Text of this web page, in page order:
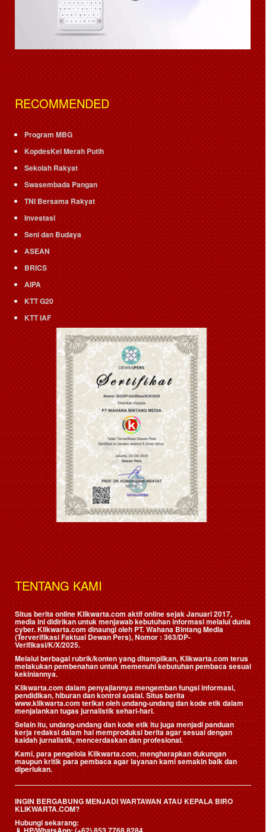
RECOMMENDED
Program MBG
KopdesKel Merah Putih
Sekolah Rakyat
Swasembada Pangan
TNI Bersama Rakyat
Investasi
Seni dan Budaya
ASEAN
BRICS
AIPA
KTT G20
KTT IAF
TENTANG KAMI
Situs berita online Klikwarta.com aktif online sejak Januari 2017,
media ini didirikan untuk menjawab kebutuhan informasi melalui dunia
cyber. Klikwarta.com dinaungi oleh PT. Wahana Bintang Media
(Terverifikasi Faktual Dewan Pers), Nomor : 363/DP-
Verifikasi/K/X/2025.
Melalui berbagai rubrik/konten yang ditampilkan, Klikwarta.com terus
melakukan pembenahan untuk memenuhi kebutuhan pembaca sesuai
kekiniannya.
Klikwarta.com dalam penyajiannya mengemban fungsi informasi,
pendidikan, hiburan dan kontrol sosial. Situs berita
www.klikwarta.com terikat oleh undang-undang dan kode etik dalam
menjalankan tugas jurnalistik sehari-hari.
Selain itu, undang-undang dan kode etik itu juga menjadi panduan
kerja redaksi dalam hal memproduksi berita agar sesuai dengan
kaidah jurnalistik, mencerdaskan dan profesional.
Kami, para pengelola Klikwarta.com, mengharapkan dukungan
maupun kritik para pembaca agar layanan kami semakin baik dan
diperlukan.
INGIN BERGABUNG MENJADI WARTAWAN ATAU KEPALA BIRO
KLIKWARTA.COM?
Hubungi sekarang: